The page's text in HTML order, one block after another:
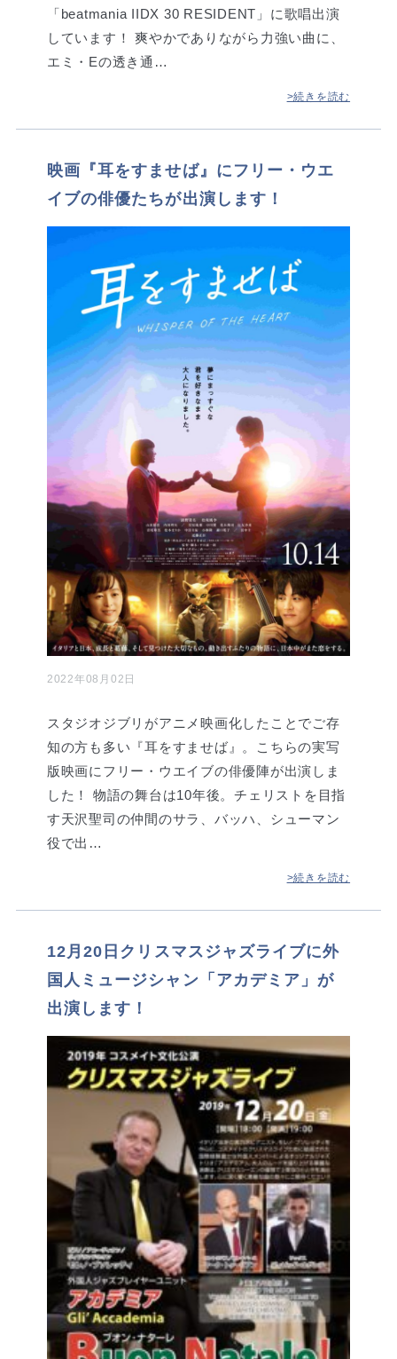
「beatmania IIDX 30 RESIDENT」に歌唱出演
しています！ 爽やかでありながら力強い曲に、
エミ・Eの透き通…
>続きを読む
映画『耳をすませば』にフリー・ウエ
イブの俳優たちが出演します！
2022年08月02日
スタジオジブリがアニメ映画化したことでご存
知の方も多い『耳をすませば』。こちらの実写
版映画にフリー・ウエイブの俳優陣が出演しま
した！ 物語の舞台は10年後。チェリストを目指
す天沢聖司の仲間のサラ、バッハ、シューマン
役で出…
>続きを読む
12月20日クリスマスジャズライブに外
国人ミュージシャン「アカデミア」が
出演します！